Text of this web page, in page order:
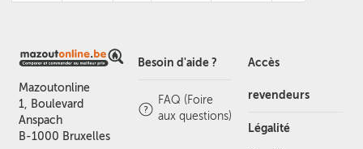
Mazoutonline
1, Boulevard
Anspach
B-1000 Bruxelles
Besoin d'aide ?
FAQ (Foire
aux questions)
Accès
revendeurs
Légalité